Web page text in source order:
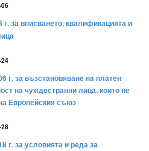
06
за вписването, квалификацията и
24
г. за възстановяване на платен
на чуждестранни лица, които не
Европейския съюз
28
г. за условията и реда за